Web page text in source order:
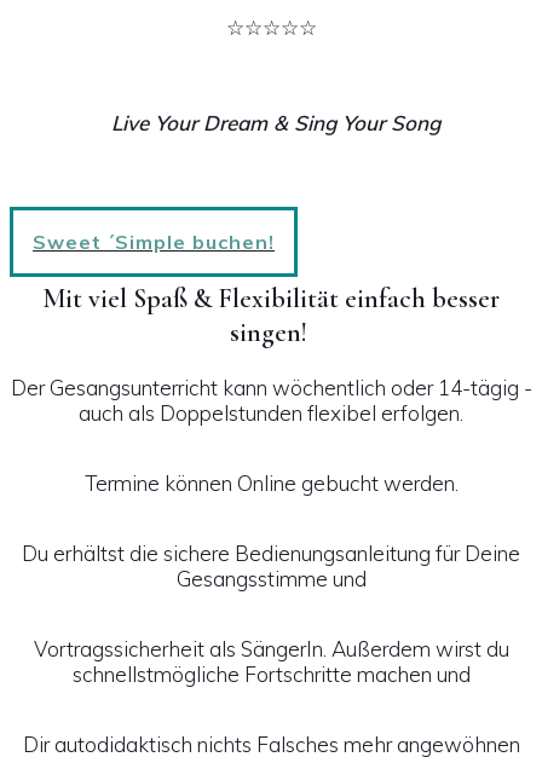
☆☆☆☆☆
Live Your Dream & Sing Your Song
Sweet ´Simple buchen!
Mit viel Spaß & Flexibilität einfach besser
singen!
Der Gesangsunterricht kann wöchentlich oder 14-tägig -
auch als Doppelstunden flexibel erfolgen.
Termine können Online gebucht werden.
Du erhältst die sichere Bedienungsanleitung für Deine
Gesangsstimme und
Vortragssicherheit als SängerIn. Außerdem wirst du
schnellstmögliche Fortschritte machen und
Dir autodidaktisch nichts Falsches mehr angewöhnen